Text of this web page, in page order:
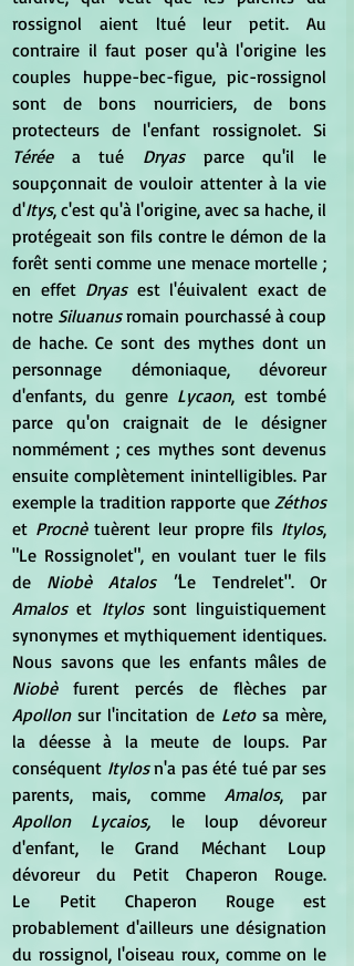
rossignol aient ltué leur petit. Au
contraire il faut poser qu'à l'origine les
couples huppe-bec-figue, pic-rossignol
sont de bons nourriciers, de bons
Térée a tué Dryas parce qu'il le
soupçonnait de vouloir attenter à la vie
d'Itys, c'est qu'à l'origine, avec sa hache, il
protégeait son fils contre le démon de la
forêt senti comme une menace mortelle ;
en effet Dryas est l'éuivalent exact de
notre Siluanus romain pourchassé à coup
de hache. Ce sont des mythes dont un
personnage démoniaque, dévoreur
d'enfants, du genre Lycaon, est tombé
parce qu'on craignait de le désigner
nommément ; ces mythes sont devenus
ensuite complètement inintelligibles. Par
exemple la tradition rapporte que Zéthos
et Procnè tuèrent leur propre fils Itylos,
"Le Rossignolet", en voulant tuer le fils
de Niobè Atalos "
Le Tendrelet". Or
Amalos et Itylos sont linguistiquement
synonymes et mythiquement identiques.
Nous savons que les enfants mâles de
Niobè
furent percés de flèches par
Apollon sur l'incitation de Leto sa mère,
la déesse à la meute de loups. Par
conséquent Itylos n'a pas été tué par ses
parents, mais, comme Amalos
, par
Apollon Lycaios, le loup dévoreur
d'enfant, le Grand Méchant Loup
dévoreur du Petit Chaperon Rouge.
Le Petit Chaperon Rouge est
probablement d'ailleurs une désignation
du rossignol, l'oiseau roux, comme on le